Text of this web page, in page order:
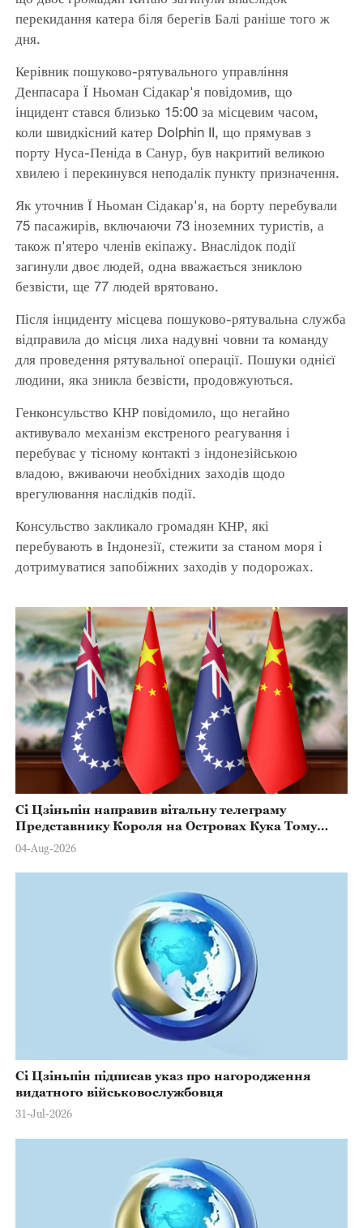
перекидання катера біля берегів Балі раніше того ж
дня.
Керівник пошуково-рятувального управління
Денпасара Ї Ньоман Сідакар'я повідомив, що
інцидент стався близько 15:00 за місцевим часом,
коли швидкісний катер Dolphin II, що прямував з
порту Нуса-Пеніда в Санур, був накритий великою
хвилею і перекинувся неподалік пункту призначення.
Як уточнив Ї Ньоман Сідакар'я, на борту перебували
75 пасажирів, включаючи 73 іноземних туристів, а
також п'ятеро членів екіпажу. Внаслідок події
загинули двоє людей, одна вважається зниклою
безвісти, ще 77 людей врятовано.
Після інциденту місцева пошуково-рятувальна служба
відправила до місця лиха надувні човни та команду
для проведення рятувальної операції. Пошуки однієї
людини, яка зникла безвісти, продовжуються.
Генконсульство КНР повідомило, що негайно
активувало механізм екстреного реагування і
перебуває у тісному контакті з індонезійською
владою, вживаючи необхідних заходів щодо
врегулювання наслідків події.
Консульство закликало громадян КНР, які
перебувають в Індонезії, стежити за станом моря і
дотримуватися запобіжних заходів у подорожах.
Сі Цзіньпін направив вітальну телеграму
Представнику Короля на Островах Кука Тому
Марстерсу з нагоди Дня Конституції
04-Aug-2026
Сі Цзіньпін підписав указ про нагородження
видатного військовослужбовця
31-Jul-2026